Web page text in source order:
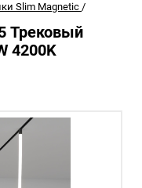
Slim Magnetic/
Трековый
4200K